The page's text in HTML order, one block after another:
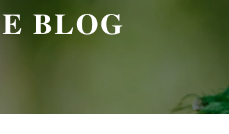
BLOG